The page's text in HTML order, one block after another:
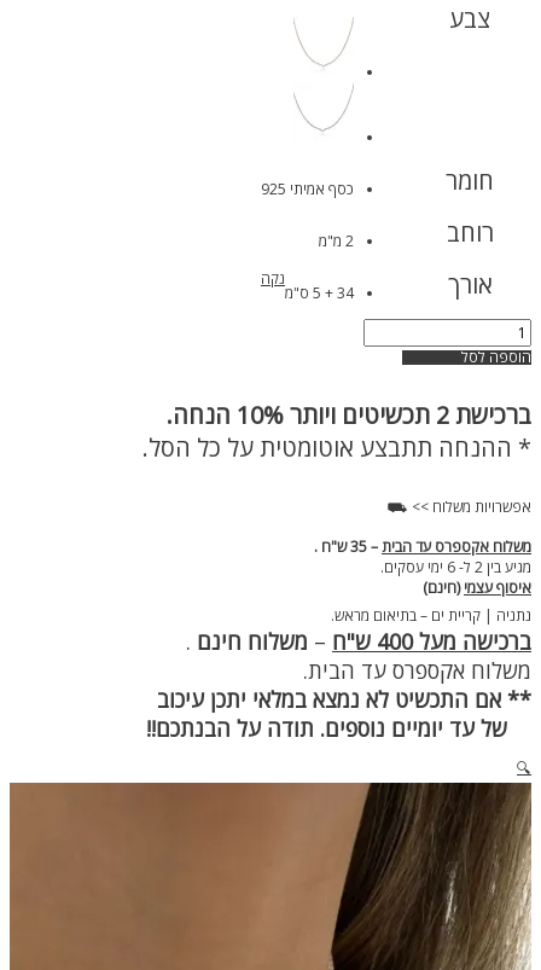
צבע
חומר כסף אמיתי 925
רוחב 2 מ"מ
אורך 34 + 5 ס"מ
נקה
כמות
של
שרשרת
וי
רוז
גולד
הוספה לסל
ברכישת
* ההנחה תתבצע אוטומטית על כל הסל.
אפשרויות משלוח >> ⛟
משלוח אקספרס עד הבית– 35 ש"ח .
מגיע בין 2 ל- 6 ימי עסקים.
איסוף עצמי(חינם)
נתניה | קריית ים – בתיאום מראש.
ברכישה מעל 400 ש"ח – משלוח חינם .
משלוח אקספרס עד הבית.
** אם התכשיט לא נמצא במלאי יתכן עיכוב
של עד יומיים נוספים. תודה על הבנתכם!!
🔍